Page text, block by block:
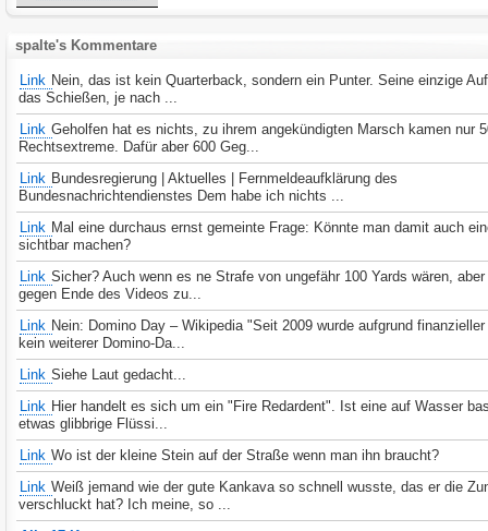
spalte's Kommentare
Link Nein, das ist kein Quarterback, sondern ein Punter. Seine einzige
das Schießen, je nach ...
Link Geholfen hat es nichts, zu ihrem angekündigten Marsch kamen nur
Rechtsextreme. Dafür aber 600 Geg...
Link Bundesregierung | Aktuelles | Fernmeldeaufklärung des
Bundesnachrichtendienstes Dem habe ich nichts ...
Link Mal eine durchaus ernst gemeinte Frage: Könnte man damit auch
sichtbar machen?
Link Sicher? Auch wenn es ne Strafe von ungefähr 100 Yards wären,
gegen Ende des Videos zu...
Link Nein: Domino Day – Wikipedia "Seit 2009 wurde aufgrund
kein weiterer Domino-Da...
Link Siehe Laut gedacht...
Link Hier handelt es sich um ein "Fire Redardent". Ist eine auf Wasser
etwas glibbrige Flüssi...
Link Wo ist der kleine Stein auf der Straße wenn man ihn braucht?
Link Weiß jemand wie der gute Kankava so schnell wusste, das er die
verschluckt hat? Ich meine, so ...